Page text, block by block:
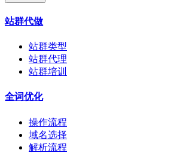
站群代做
站群类型
站群代理
站群培训
全词优化
操作流程
域名选择
解析流程